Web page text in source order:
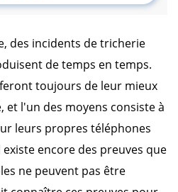
des incidents de tricherie
de temps en temps.
toujours de leur mieux
et l'un des moyens consiste à
leurs propres téléphones
encore des preuves que
ne peuvent pas être